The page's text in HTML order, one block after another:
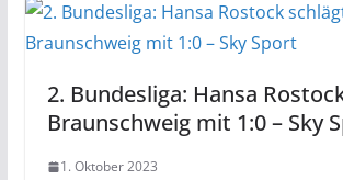
2. Bundesliga: Hansa
Braunschweig mit 1:0 – Sky
1. Oktober 2023